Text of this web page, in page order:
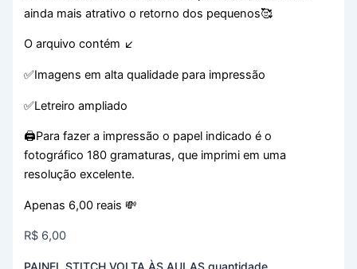
ainda mais atrativo o retorno dos pequenos🥰
O arquivo contém ↙️
✅Imagens em alta qualidade para impressão
✅Letreiro ampliado
🖨️Para fazer a impressão o papel indicado é o
fotográfico 180 gramaturas, que imprimi em uma
resolução excelente.
Apenas 6,00 reais 💸
R$ 6,00
PAINEL STITCH VOLTA ÀS AULAS quantidade